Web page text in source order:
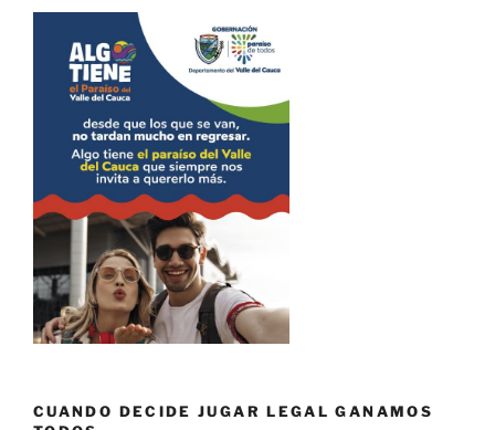
CUANDO DECIDE JUGAR LEGAL GANAMOS